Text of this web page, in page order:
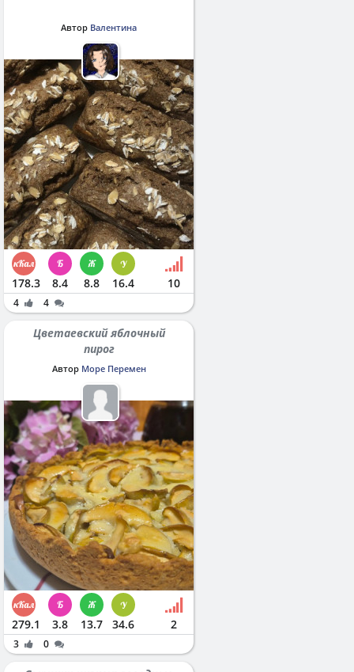
Автор Валентина
178.3 8.4 8.8 16.4 10
4 4
Цветаевский яблочный
пирог
Автор Море Перемен
279.1 3.8 13.7 34.6 2
3 0